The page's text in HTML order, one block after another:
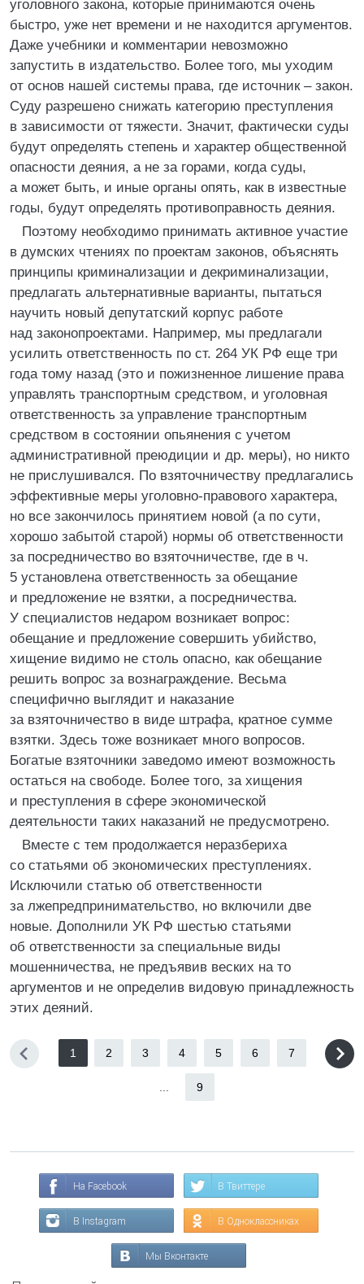
уголовного закона, которые принимаются очень
быстро, уже нет времени и не находится аргументов.
Даже учебники и комментарии невозможно
запустить в издательство. Более того, мы уходим
от основ нашей системы права, где источник – закон.
Суду разрешено снижать категорию преступления
в зависимости от тяжести. Значит, фактически суды
будут определять степень и характер общественной
опасности деяния, а не за горами, когда суды,
а может быть, и иные органы опять, как в известные
годы, будут определять противоправность деяния.
Поэтому необходимо принимать активное участие
в думских чтениях по проектам законов, объяснять
принципы криминализации и декриминализации,
предлагать альтернативные варианты, пытаться
научить новый депутатский корпус работе
над законопроектами. Например, мы предлагали
усилить ответственность по ст. 264 УК РФ еще три
года тому назад (это и пожизненное лишение права
управлять транспортным средством, и уголовная
ответственность за управление транспортным
средством в состоянии опьянения с учетом
административной преюдиции и др. меры), но никто
не прислушивался. По взяточничеству предлагались
эффективные меры уголовно-правового характера,
но все закончилось принятием новой (а по сути,
хорошо забытой старой) нормы об ответственности
за посредничество во взяточничестве, где в ч.
5 установлена ответственность за обещание
и предложение не взятки, а посредничества.
У специалистов недаром возникает вопрос:
обещание и предложение совершить убийство,
хищение видимо не столь опасно, как обещание
решить вопрос за вознаграждение. Весьма
специфично выглядит и наказание
за взяточничество в виде штрафа, кратное сумме
взятки. Здесь тоже возникает много вопросов.
Богатые взяточники заведомо имеют возможность
остаться на свободе. Более того, за хищения
и преступления в сфере экономической
деятельности таких наказаний не предусмотрено.
Вместе с тем продолжается неразбериха
со статьями об экономических преступлениях.
Исключили статью об ответственности
за лжепредпринимательство, но включили две
новые. Дополнили УК РФ шестью статьями
об ответственности за специальные виды
мошенничества, не предъявив веских на то
аргументов и не определив видовую принадлежность
этих деяний.
1 2 3 4 5 6 7
9
На Facebook В Твиттере
В Instagram В Одноклассниках
Мы Вконтакте